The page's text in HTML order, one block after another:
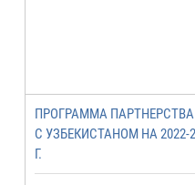
ПРОГРАММА
С УЗБЕКИСТАНОМ НА 2022-
Г.